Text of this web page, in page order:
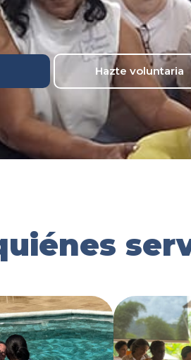
Hazte voluntaria